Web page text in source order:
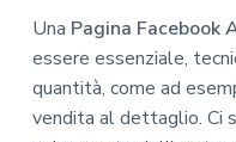
Una Pagina Facebook
essere essenziale,
quantità, come ad
vendita al dettaglio. Ci